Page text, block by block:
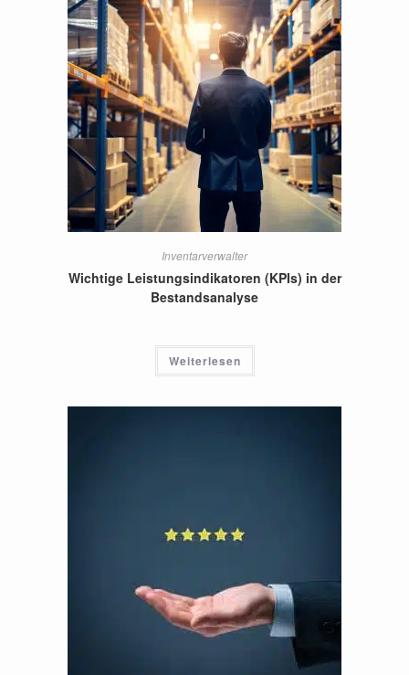
Inventarverwalter
Wichtige Leistungsindikatoren (KPIs) in der
Bestandsanalyse
Weiterlesen